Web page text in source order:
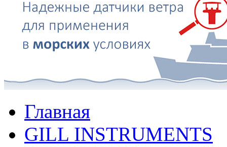
Главная
GILL INSTRUMENTS